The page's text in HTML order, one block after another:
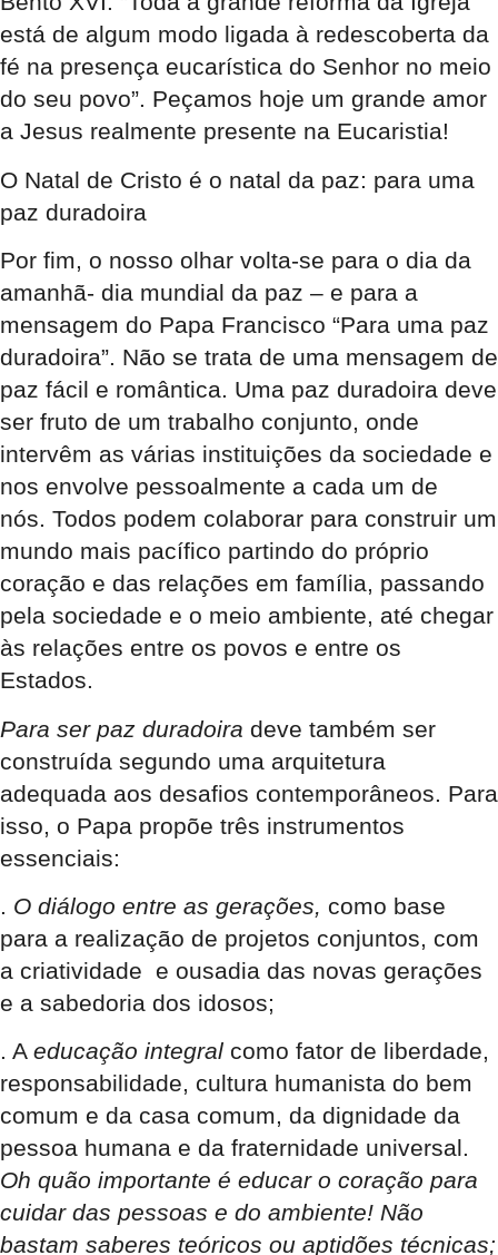
está de algum modo ligada à redescoberta da
fé na presença eucarística do Senhor no meio
do seu povo”. Peçamos hoje um grande amor
a Jesus realmente presente na Eucaristia!
O Natal de Cristo é o natal da paz: para uma
paz duradoira
Por fim, o nosso olhar volta-se para o dia da
amanhã- dia mundial da paz – e para a
mensagem do Papa Francisco “Para uma paz
duradoira”. Não se trata de uma mensagem de
paz fácil e romântica. Uma paz duradoira deve
ser fruto de um trabalho conjunto, onde
intervêm as várias instituições da sociedade e
nos envolve pessoalmente a cada um de
nós. Todos podem colaborar para construir um
mundo mais pacífico partindo do próprio
coração e das relações em família, passando
pela sociedade e o meio ambiente, até chegar
às relações entre os povos e entre os
Estados.
Para ser paz duradoira deve também ser
construída segundo uma arquitetura
adequada aos desafios contemporâneos. Para
isso, o Papa propõe três instrumentos
essenciais:
. O diálogo entre as gerações, como base
para a realização de projetos conjuntos, com
a criatividade e ousadia das novas gerações
e a sabedoria dos idosos;
. A educação integral como fator de liberdade,
responsabilidade, cultura humanista do bem
comum e da casa comum, da dignidade da
pessoa humana e da fraternidade universal.
Oh quão importante é educar o coração para
cuidar das pessoas e do ambiente! Não
bastam saberes teóricos ou aptidões técnicas;